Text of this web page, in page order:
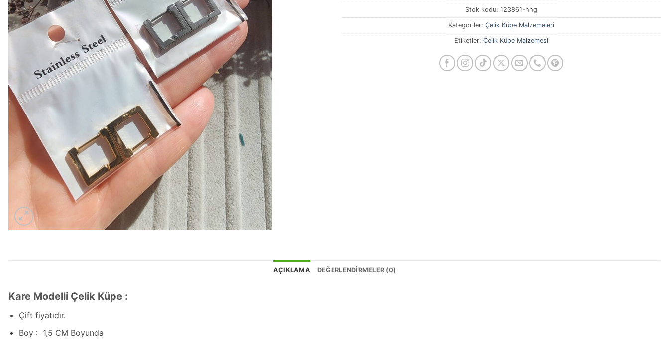
Stok kodu: 123861-hhg
Kategoriler: Çelik Küpe Malzemeleri
Etiketler: Çelik Küpe Malzemesi
AÇIKLAMA DEĞERLENDIRMELER (0)
Kare Modelli Çelik Küpe :
Çift fiyatıdır.
Boy : 1,5 CM Boyunda